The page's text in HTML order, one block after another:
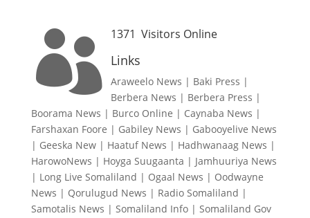
 1371 Visitors Online
Links
Araweelo News | Baki Press |
Berbera News | Berbera Press |
Boorama News | Burco Online | Caynaba News |
Farshaxan Foore | Gabiley News | Gabooyelive News
| Geeska New| Haatuf News | Hadhwanaag News |
HarowoNews | Hoyga Suugaanta | Jamhuuriya News
| Long Live Somaliland | Ogaal News | Oodwayne
News | Qorulugud News | Radio Somaliland |
Samotalis News | Somaliland Info| Somaliland Gov